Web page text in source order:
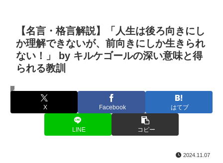
【名言・格言解説】「人生は後ろ向きにし
か理解できないが、前向きにしか生きられ
ない！」 by キルケゴールの深い意味と得
られる教訓
名言・格言
X Facebook はてブ
LINE コピー
2024.11.07